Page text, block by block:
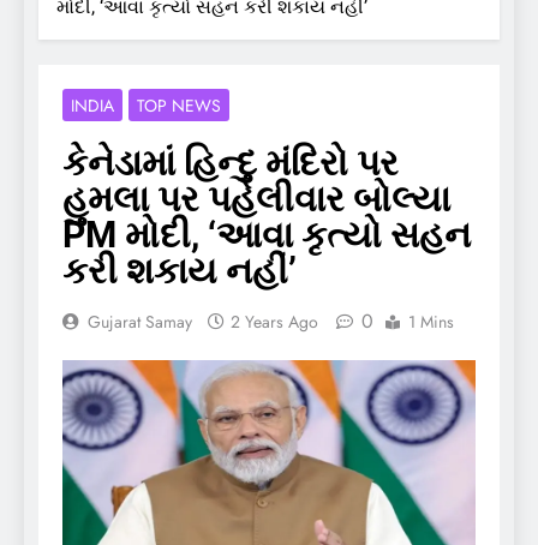
મોદી, ‘આવા કૃત્યો સહન કરી શકાય નહીં’
INDIA TOP NEWS
કેનેડામાં હિન્દુ મંદિરો પર
હુમલા પર પહેલીવાર બોલ્યા
PM મોદી, ‘આવા કૃત્યો સહન
કરી શકાય નહીં’
Gujarat Samay 2 Years Ago 0 1 Mins